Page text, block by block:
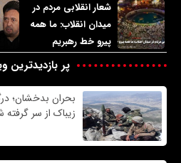
شعار انقلابی مردم در
میدان انقلاب: ما همه
پیرو خط رهبریم
پر بازدیدترین
بحران بدخشان؛
زیباک از سر گرفته